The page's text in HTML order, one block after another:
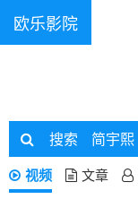
欧乐影院
搜索 简宇熙
视频 文章